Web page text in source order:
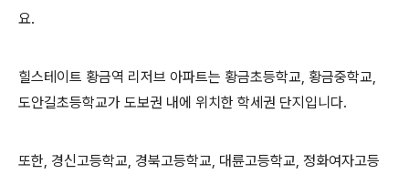
요.
힐스테이트 황금역 리저브 아파트는 황금초등학교, 황금중학교,
도안길초등학교가 도보권 내에 위치한 학세권 단지입니다.
또한, 경신고등학교, 경북고등학교, 대륜고등학교, 정화여자고등